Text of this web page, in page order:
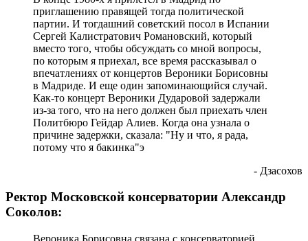
приглашению правящей тогда политической
партии. И тогдашний советский посол в Испании
Сергей Калистратович Романовский, который
вместо того, чтобы обсуждать со мной вопросы,
по которым я приехал, все время рассказывал о
впечатлениях от концертов Вероники Борисовны
в Мадриде. И еще один запоминающийся случай.
Как-то концерт Вероники Дударовой задержали
из-за того, что на него должен был приехать член
Политбюро Гейдар Алиев. Когда она узнала о
причине задержки, сказала: "Ну и что, я рада,
потому что я бакинка"э
- Дзасохов
Ректор Московской консерватории Александр
Соколов: